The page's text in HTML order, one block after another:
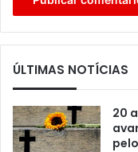
ÚLTIMAS NOTÍCIAS
20